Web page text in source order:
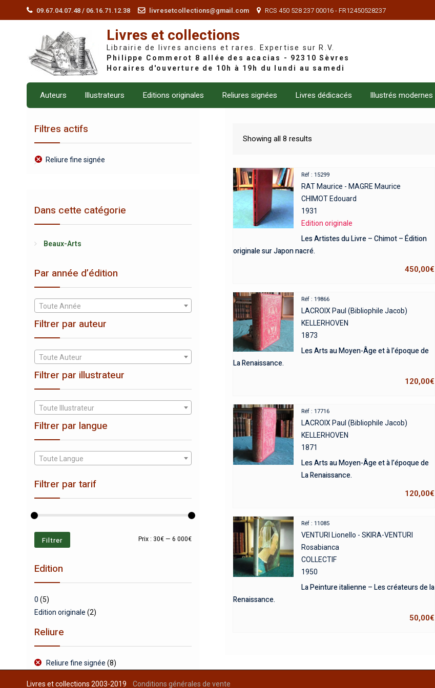
09.67.04.07.48 / 06.16.71.12.38 livresetcollections@gmail.com RCS 450 528 237 00016 - FR12450528237
Livres et collections
Librairie de livres anciens et rares. Expertise sur R.V.
Auteurs Illustrateurs Editions originales Reliures signées Livres dédicacés Illustrés modernes
Showing all 8 results
Réf : 15299
RAT Maurice - MAGRE Maurice
CHIMOT Edouard
1931
Edition originale
Les Artistes du Livre – Chimot – Édition
originale sur Japon nacré.
450,00€
Réf : 19866
LACROIX Paul (Bibliophile Jacob)
KELLERHOVEN
1873
Les Arts au Moyen-Âge et à l’époque de
La Renaissance.
120,00€
Réf : 17716
LACROIX Paul (Bibliophile Jacob)
KELLERHOVEN
1871
Les Arts au Moyen-Âge et à l’époque de
La Renaissance.
120,00€
Réf : 11085
VENTURI Lionello - SKIRA-VENTURI
Rosabianca
COLLECTIF
1950
La Peinture italienne – Les créateurs de la
Renaissance.
50,00€
Filtres actifs
Reliure fine signée
Dans cette catégorie
Beaux-Arts
Par année d’édition
Toute Année
Filtrer par auteur
Toute Auteur
Filtrer par illustrateur
Toute Illustrateur
Filtrer par langue
Toute Langue
Filtrer par tarif
Prix
Prix
Filtrer Prix : 30€ — 6 000€
Edition
0 (5)
Edition originale (2)
Reliure
Reliure fine signée (8)
Livres et collections 2003-2019 Conditions générales de vente